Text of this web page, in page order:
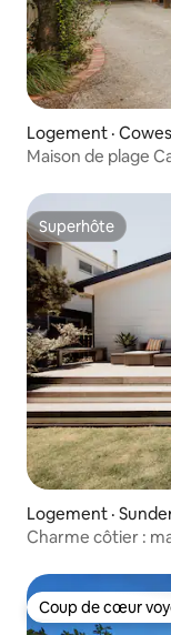
Logement · Cowes
Maison de plage
Superhôte
Superhôte
Logement ·
Charme côtier :
Coup de cœur
Coup de cœur